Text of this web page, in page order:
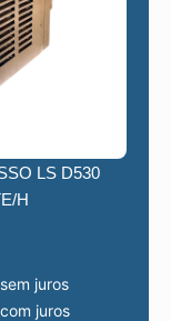
LS D530
H
sem juros
com juros